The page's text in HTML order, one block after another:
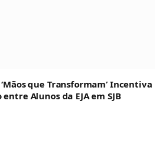
‘Mãos que Transformam’ Incentiva
Alunos da EJA em SJB